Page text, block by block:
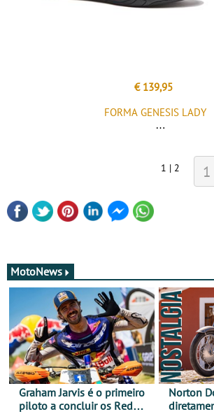
€ 139,95
FORMA GENESIS LADY
1 | 2 1
MotoNews
Graham Jarvis é o primeiro
piloto a concluir os Red
Norton